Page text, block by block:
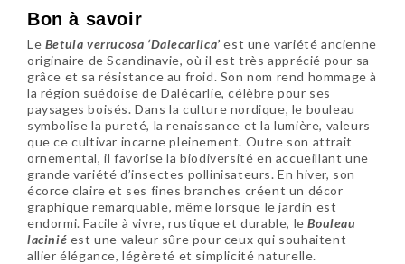
Bon à savoir
Le Betula verrucosa ‘Dalecarlica’ est une variété ancienne
originaire de Scandinavie, où il est très apprécié pour sa
grâce et sa résistance au froid. Son nom rend hommage à
la région suédoise de Dalécarlie, célèbre pour ses
paysages boisés. Dans la culture nordique, le bouleau
symbolise la pureté, la renaissance et la lumière, valeurs
que ce cultivar incarne pleinement. Outre son attrait
ornemental, il favorise la biodiversité en accueillant une
grande variété d’insectes pollinisateurs. En hiver, son
écorce claire et ses fines branches créent un décor
graphique remarquable, même lorsque le jardin est
endormi. Facile à vivre, rustique et durable, leBouleau
lacinié est une valeur sûre pour ceux qui souhaitent
allier élégance, légèreté et simplicité naturelle.